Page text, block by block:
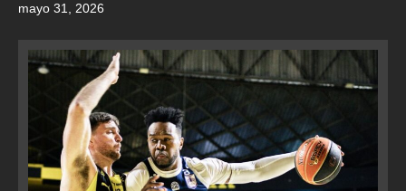
mayo 31, 2026